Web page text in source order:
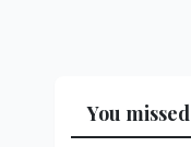
You missed